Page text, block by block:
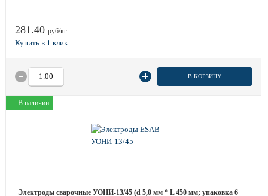
281.40 руб/кг
В КОРЗИНУ
В наличии
Электроды сварочные УОНИ-13/45 (d 5,0 мм * L 450 мм; упаковка 6